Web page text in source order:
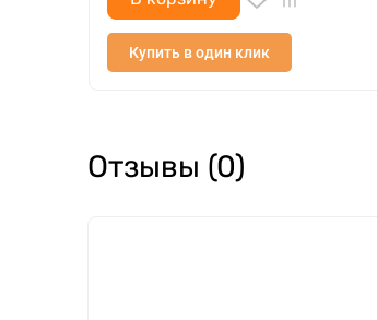
Купить в один клик
Отзывы (0)